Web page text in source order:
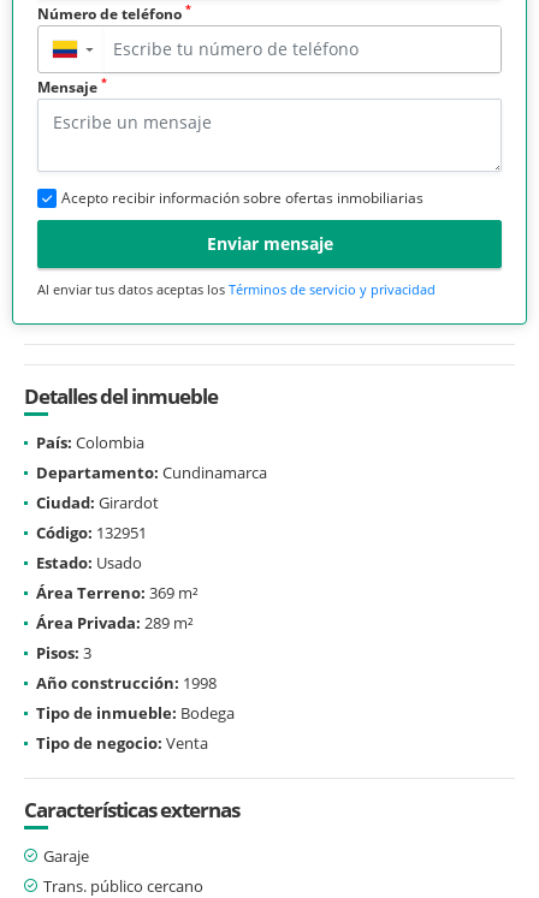
Número de teléfono *
▼
Mensaje *
Acepto recibir información sobre ofertas inmobiliarias
Enviar mensaje
Al enviar tus datos aceptas los Términos de servicio y privacidad
Detalles del inmueble
País: Colombia
Departamento: Cundinamarca
Ciudad: Girardot
Código: 132951
Estado: Usado
Área Terreno: 369 m²
Área Privada: 289 m²
Pisos: 3
Año construcción: 1998
Tipo de inmueble: Bodega
Tipo de negocio: Venta
Características externas
Garaje
Trans. público cercano